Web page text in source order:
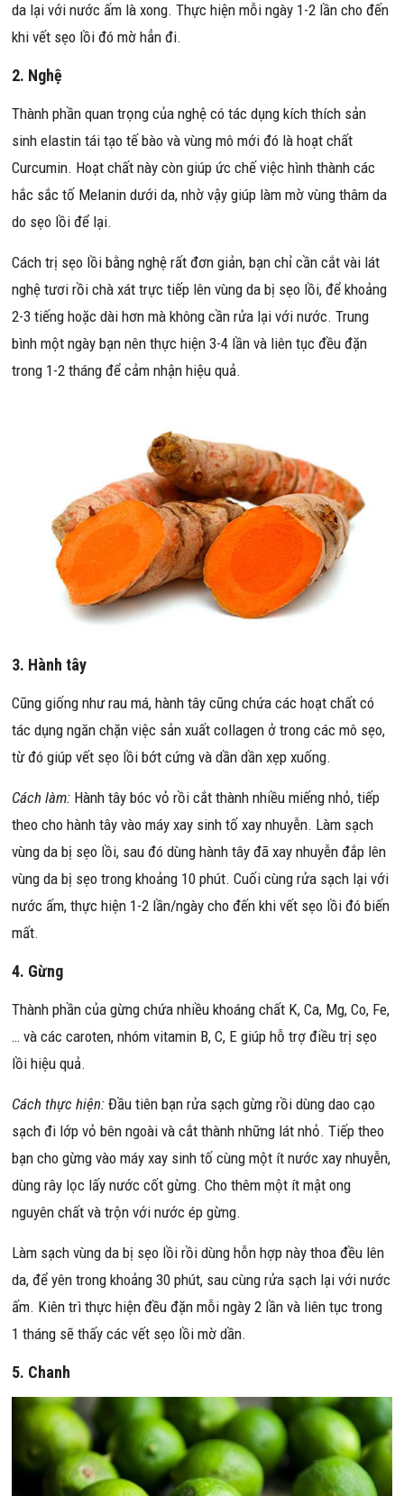
da lại với nước ấm là xong. Thực hiện mỗi ngày 1-2 lần cho đến
khi vết sẹo lồi đó mờ hẳn đi.
2. Nghệ
Thành phần quan trọng của nghệ có tác dụng kích thích sản
sinh elastin tái tạo tế bào và vùng mô mới đó là hoạt chất
Curcumin. Hoạt chất này còn giúp ức chế việc hình thành các
hắc sắc tố Melanin dưới da, nhờ vậy giúp làm mờ vùng thâm da
do sẹo lồi để lại.
Cách trị sẹo lồi bằng nghệ rất đơn giản, bạn chỉ cần cắt vài lát
nghệ tươi rồi chà xát trực tiếp lên vùng da bị sẹo lồi, để khoảng
2-3 tiếng hoặc dài hơn mà không cần rửa lại với nước. Trung
bình một ngày bạn nên thực hiện 3-4 lần và liên tục đều đặn
trong 1-2 tháng để cảm nhận hiệu quả.
3. Hành tây
Cũng giống như rau má, hành tây cũng chứa các hoạt chất có
tác dụng ngăn chặn việc sản xuất collagen ở trong các mô sẹo,
từ đó giúp vết sẹo lồi bớt cứng và dần dần xẹp xuống.
Cách làm: Hành tây bóc vỏ rồi cắt thành nhiều miếng nhỏ, tiếp
theo cho hành tây vào máy xay sinh tố xay nhuyễn. Làm sạch
vùng da bị sẹo lồi, sau đó dùng hành tây đã xay nhuyễn đắp lên
vùng da bị sẹo trong khoảng 10 phút. Cuối cùng rửa sạch lại với
nước ấm, thực hiện 1-2 lần/ngày cho đến khi vết sẹo lồi đó biến
mất.
4. Gừng
Thành phần của gừng chứa nhiều khoáng chất K, Ca, Mg, Co, Fe,
… và các caroten, nhóm vitamin B, C, E giúp hỗ trợ điều trị sẹo
lồi hiệu quả.
Cách thực hiện: Đầu tiên bạn rửa sạch gừng rồi dùng dao cạo
sạch đi lớp vỏ bên ngoài và cắt thành những lát nhỏ. Tiếp theo
bạn cho gừng vào máy xay sinh tố cùng một ít nước xay nhuyễn,
dùng rây lọc lấy nước cốt gừng. Cho thêm một ít mật ong
nguyên chất và trộn với nước ép gừng.
Làm sạch vùng da bị sẹo lồi rồi dùng hỗn hợp này thoa đều lên
da, để yên trong khoảng 30 phút, sau cùng rửa sạch lại với nước
ấm. Kiên trì thực hiện đều đặn mỗi ngày 2 lần và liên tục trong
1 tháng sẽ thấy các vết sẹo lồi mờ dần.
5. Chanh